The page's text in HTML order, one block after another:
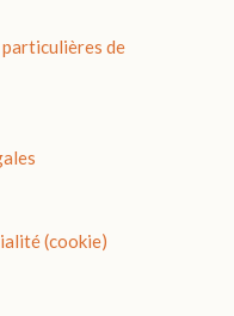
de
(cookie)